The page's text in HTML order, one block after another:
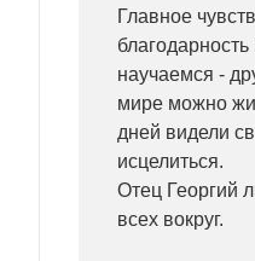
Главное
научаемся -
мире можно
дней видели
исцелиться.
Отец Георгий
всех вокруг.